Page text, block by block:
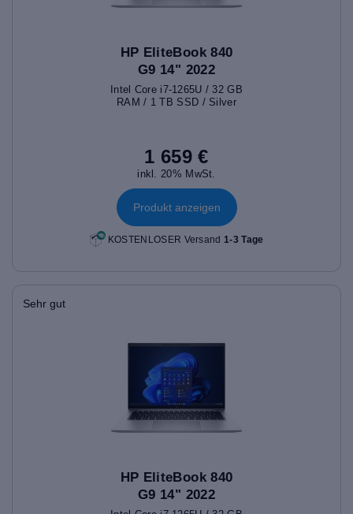
HP EliteBook 840
G9 14" 2022
Intel Core i7-1265U / 32 GB
RAM / 1 TB SSD / Silver
1 659 €
inkl. 20% MwSt.
Produkt anzeigen
KOSTENLOSER Versand1-3 Tage
Sehr gut
HP EliteBook 840
G9 14" 2022